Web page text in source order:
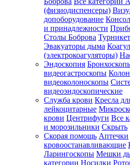
(физиодиспенсеры)
допоборудование
и принадлежности
Столы Боброва
Эвакуаторы дыма
(электрокоагуляторы)
Эндоскопия
видеогастроскопы
видеоколоноскопы
видеоэндоскопические
Служба крови Кресла
лейкоцитарные
крови Центрифуги Все
и морозильники Скрыть
Скорая помощь Аптечки
кровоостанавливающие
Ларингоскопы Мешки
категории Носилки